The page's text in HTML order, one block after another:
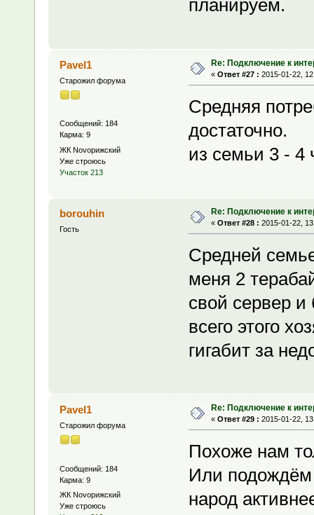
планируем.
Pavel1
Старожил форума
Сообщений: 184
Карма: 9
ЖК Novoрижский
Уже строюсь
Участок 213
Re: Подключение к
« Ответ #27 : 2015-01-22,
Средняя
достаточно.
из семьи 3 - 4
borouhin
Гость
Re: Подключение к
« Ответ #28 : 2015-01-22,
Средней
меня 2
свой сервер
всего этого
гигабит за
Pavel1
Старожил форума
Сообщений: 184
Карма: 9
ЖК Novoрижский
Уже строюсь
Re: Подключение к
« Ответ #29 : 2015-01-22,
Похоже нам
Или подождём
народ